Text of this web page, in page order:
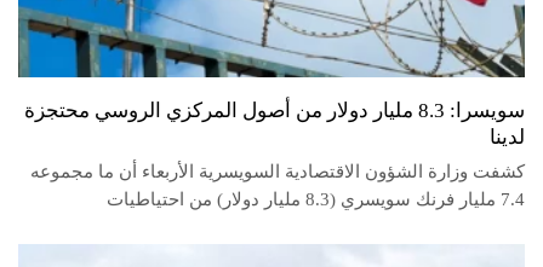
سويسرا: 8.3 مليار دولار من أصول المركزي الروسي محتجزة
لدينا
كشفت وزارة الشؤون الاقتصادية السويسرية الأربعاء أن ما مجموعه
7.4 مليار فرنك سويسري (8.3 مليار دولار) من احتياطيات